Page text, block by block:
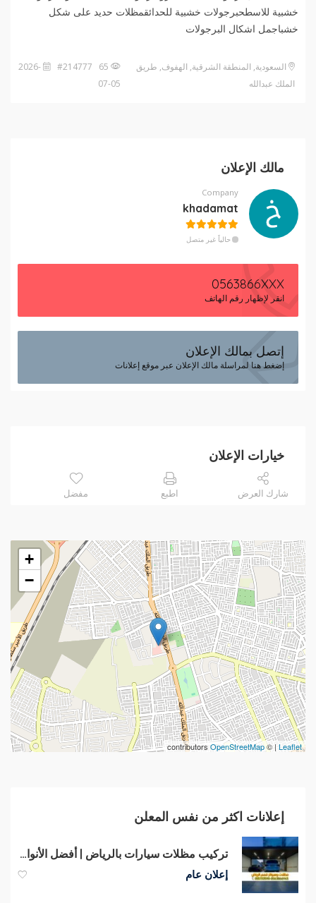
خشبية للاسطحبرجولات خشبية للحدائقمظلات حديد على شكل
خشباجمل اشكال البرجولات
السعودية, المنطقة الشرقية, الهفوف‎, طريق
الملك عبدالله
65 #214777
2026-
07-05
مالك الإعلان
Company
khadamat
حالياً غير متصل
0563866XXX
انقر لإظهار رقم الهاتف
إتصل بمالك الإعلان
إضغط هنا لمراسلة مالك الإعلان عبر موقع إعلانات
خيارات الإعلان
شارك العرض اطبع مفضل
+
−
Leaflet
| ©
OpenStreetMap
إعلانات اكثر من نفس المعلن
تركيب مظلات سيارات بالرياض | أفضل الأنواع والأسعار – 0563866945
إعلان عام